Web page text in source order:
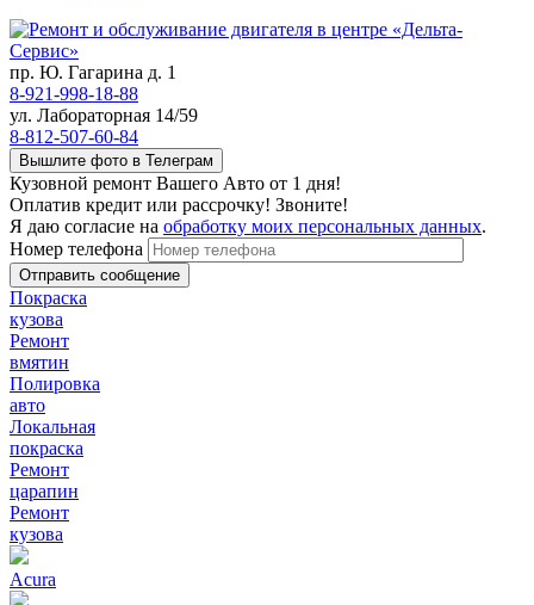
пр. Ю. Гагарина д. 1
8-921-998-18-88
ул. Лабораторная 14/59
8-812-507-60-84
Вышлите фото в Телеграм
Кузовной ремонт Вашего Авто от 1 дня!
Оплатив кредит или рассрочку! Звоните!
Я даю согласие на обработку моих персональных данных.
Номер телефона
Покраска
кузова
Ремонт
вмятин
Полировка
авто
Локальная
покраска
Ремонт
царапин
Ремонт
кузова
Acura